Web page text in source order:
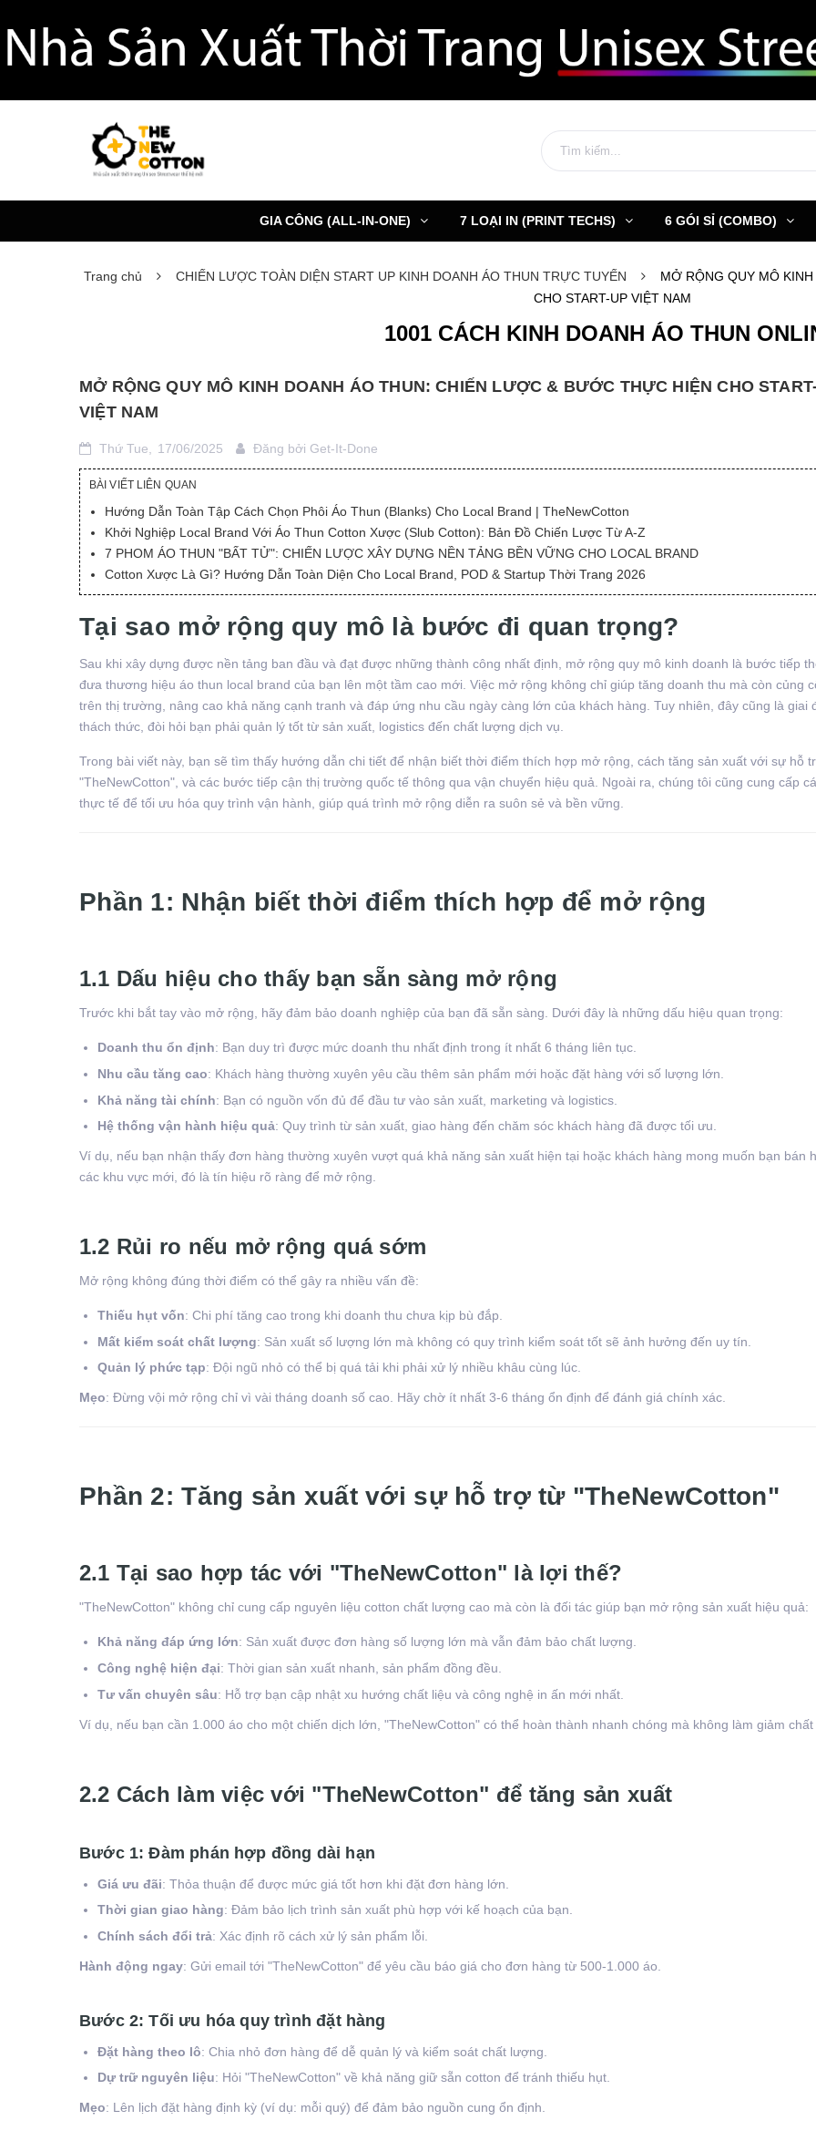
GIA CÔNG (ALL-IN-ONE) 7 LOẠI IN (PRINT TECHS) 6 GÓI SỈ (COMBO)
Trang chủ CHIẾN LƯỢC TOÀN DIỆN START UP KINH DOANH ÁO THUN TRỰC TUYẾN
MỞ RỘNG QUY MÔ
CHO START-UP VIỆT NAM
1001 CÁCH KINH DOANH ÁO THUN
MỞ RỘNG QUY MÔ KINH DOANH ÁO THUN: CHIẾN LƯỢC & BƯỚC THỰC HIỆN CHO
VIỆT NAM
Thứ Tue, 17/06/2025 Đăng bởi Get-It-Done
BÀI VIẾT LIÊN QUAN
Hướng Dẫn Toàn Tập Cách Chọn Phôi Áo Thun (Blanks) Cho Local Brand | TheNewCotton
Khởi Nghiệp Local Brand Với Áo Thun Cotton Xược (Slub Cotton): Bản Đồ Chiến Lược Từ A-Z
7 PHOM ÁO THUN "BẤT TỬ": CHIẾN LƯỢC XÂY DỰNG NỀN TẢNG BỀN VỮNG CHO LOCAL BRAND
Cotton Xược Là Gì? Hướng Dẫn Toàn Diện Cho Local Brand, POD & Startup Thời Trang 2026
Tại sao mở rộng quy mô là bước đi quan trọng?
Sau khi xây dựng được nền tảng ban đầu và đạt được những thành công nhất định, mở rộng quy mô kinh doanh là bước tiếp
đưa thương hiệu áo thun local brand của bạn lên một tầm cao mới. Việc mở rộng không chỉ giúp tăng doanh thu mà còn củng
trên thị trường, nâng cao khả năng cạnh tranh và đáp ứng nhu cầu ngày càng lớn của khách hàng. Tuy nhiên, đây cũng là giai
thách thức, đòi hỏi bạn phải quản lý tốt từ sản xuất, logistics đến chất lượng dịch vụ.
Trong bài viết này, bạn sẽ tìm thấy hướng dẫn chi tiết để nhận biết thời điểm thích hợp mở rộng, cách tăng sản xuất với sự hỗ
"TheNewCotton", và các bước tiếp cận thị trường quốc tế thông qua vận chuyển hiệu quả. Ngoài ra, chúng tôi cũng cung cấp
thực tế để tối ưu hóa quy trình vận hành, giúp quá trình mở rộng diễn ra suôn sẻ và bền vững.
Phần 1: Nhận biết thời điểm thích hợp để mở rộng
1.1 Dấu hiệu cho thấy bạn sẵn sàng mở rộng
Trước khi bắt tay vào mở rộng, hãy đảm bảo doanh nghiệp của bạn đã sẵn sàng. Dưới đây là những dấu hiệu quan trọng:
Doanh thu ổn định: Bạn duy trì được mức doanh thu nhất định trong ít nhất 6 tháng liên tục.
Nhu cầu tăng cao: Khách hàng thường xuyên yêu cầu thêm sản phẩm mới hoặc đặt hàng với số lượng lớn.
Khả năng tài chính: Bạn có nguồn vốn đủ để đầu tư vào sản xuất, marketing và logistics.
Hệ thống vận hành hiệu quả: Quy trình từ sản xuất, giao hàng đến chăm sóc khách hàng đã được tối ưu.
Ví dụ, nếu bạn nhận thấy đơn hàng thường xuyên vượt quá khả năng sản xuất hiện tại hoặc khách hàng mong muốn bạn bán
các khu vực mới, đó là tín hiệu rõ ràng để mở rộng.
1.2 Rủi ro nếu mở rộng quá sớm
Mở rộng không đúng thời điểm có thể gây ra nhiều vấn đề:
Thiếu hụt vốn: Chi phí tăng cao trong khi doanh thu chưa kịp bù đắp.
Mất kiểm soát chất lượng: Sản xuất số lượng lớn mà không có quy trình kiểm soát tốt sẽ ảnh hưởng đến uy tín.
Quản lý phức tạp: Đội ngũ nhỏ có thể bị quá tải khi phải xử lý nhiều khâu cùng lúc.
Mẹo: Đừng vội mở rộng chỉ vì vài tháng doanh số cao. Hãy chờ ít nhất 3-6 tháng ổn định để đánh giá chính xác.
Phần 2: Tăng sản xuất với sự hỗ trợ từ "TheNewCotton"
2.1 Tại sao hợp tác với "TheNewCotton" là lợi thế?
"TheNewCotton" không chỉ cung cấp nguyên liệu cotton chất lượng cao mà còn là đối tác giúp bạn mở rộng sản xuất hiệu quả:
Khả năng đáp ứng lớn: Sản xuất được đơn hàng số lượng lớn mà vẫn đảm bảo chất lượng.
Công nghệ hiện đại: Thời gian sản xuất nhanh, sản phẩm đồng đều.
Tư vấn chuyên sâu: Hỗ trợ bạn cập nhật xu hướng chất liệu và công nghệ in ấn mới nhất.
Ví dụ, nếu bạn cần 1.000 áo cho một chiến dịch lớn, "TheNewCotton" có thể hoàn thành nhanh chóng mà không làm giảm
2.2 Cách làm việc với "TheNewCotton" để tăng sản xuất
Bước 1: Đàm phán hợp đồng dài hạn
Giá ưu đãi: Thỏa thuận để được mức giá tốt hơn khi đặt đơn hàng lớn.
Thời gian giao hàng: Đảm bảo lịch trình sản xuất phù hợp với kế hoạch của bạn.
Chính sách đổi trả: Xác định rõ cách xử lý sản phẩm lỗi.
Hành động ngay: Gửi email tới "TheNewCotton" để yêu cầu báo giá cho đơn hàng từ 500-1.000 áo.
Bước 2: Tối ưu hóa quy trình đặt hàng
Đặt hàng theo lô: Chia nhỏ đơn hàng để dễ quản lý và kiểm soát chất lượng.
Dự trữ nguyên liệu: Hỏi "TheNewCotton" về khả năng giữ sẵn cotton để tránh thiếu hụt.
Mẹo: Lên lịch đặt hàng định kỳ (ví dụ: mỗi quý) để đảm bảo nguồn cung ổn định.